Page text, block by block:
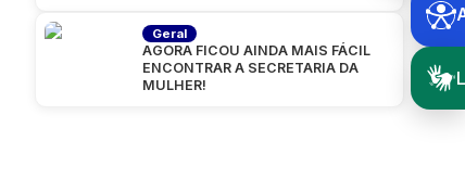
Geral
AGORA FICOU AINDA MAIS FÁCIL
ENCONTRAR A SECRETARIA DA
MULHER!